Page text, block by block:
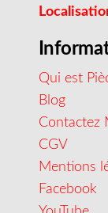
Qui est
Blog
Contactez
CGV
Mentions
Facebook